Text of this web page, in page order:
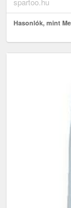
Hasonlók, mint